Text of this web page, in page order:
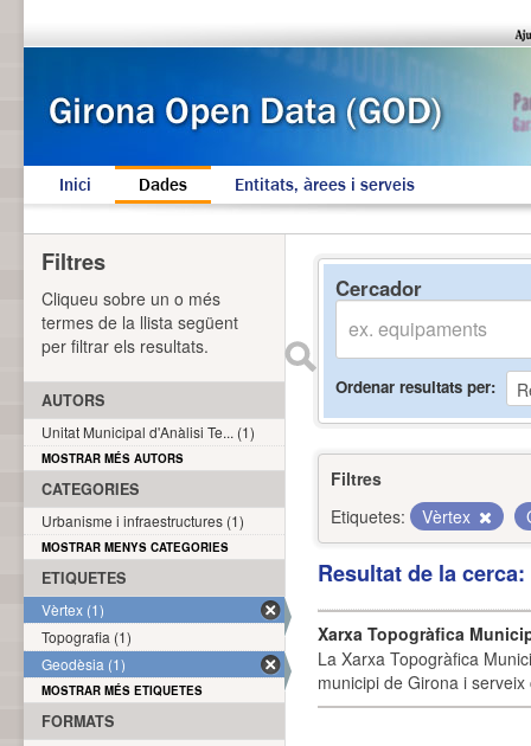
Inici Dades Entitats, àrees i serveis
Cercador
Ordenar resultats per
Filtres
Etiquetes:
Vèrtex
Resultat de la
Xarxa Topogràfica
La Xarxa Topogràfica
municipi de Girona i
Filtres
Cliqueu sobre un o més
termes de la llista següent
per filtrar els resultats.
AUTORS
Unitat Municipal d'Anàlisi Te... (1)
MOSTRAR MÉS AUTORS
CATEGORIES
Urbanisme i infraestructures (1)
MOSTRAR MENYS CATEGORIES
ETIQUETES
Vèrtex (1)
Topografia (1)
Geodèsia (1)
MOSTRAR MÉS ETIQUETES
FORMATS